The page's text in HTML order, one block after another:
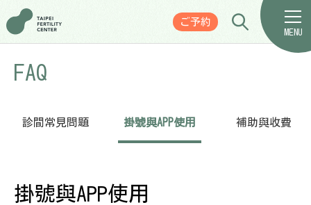
ご予約
MENU
FAQ
診間常見問題 掛號與APP使用 補助與收費
掛號與APP使用